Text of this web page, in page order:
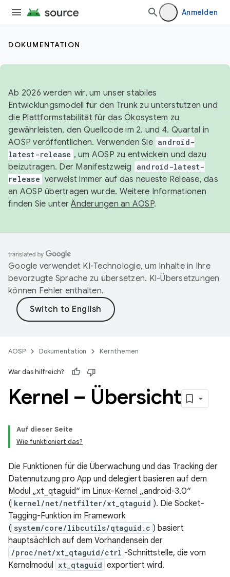
Anmelden
DOKUMENTATION
Ab 2026 werden wir, um unser stabiles
Entwicklungsmodell für den Trunk zu unterstützen und
die Plattformstabilität für das Ökosystem zu
gewährleisten, den Quellcode im 2. und 4. Quartal in
AOSP veröffentlichen. Verwenden Sie android-
latest-release , um AOSP zu entwickeln und dazu
beizutragen. Der Manifestzweig
android-latest-
release verweist immer auf das neueste Release, das
an AOSP übertragen wurde. Weitere Informationen
finden Sie unterÄnderungen an AOSP.
Google verwendet KI-Technologie, um Inhalte in Ihre
bevorzugte Sprache zu übersetzen. KI-Übersetzungen
können Fehler enthalten.
AOSP Dokumentation Kernthemen
War das hilfreich?
Kernel – Übersicht
Auf dieser Seite
Wie funktioniert das?
Die Funktionen für die Überwachung und das Tracking der
Datennutzung pro App und delegiert basieren auf dem
Modul „xt_qtaguid“ im Linux-Kernel „android-3.0“
( kernel/net/netfilter/xt_qtaguid ). Die Socket-
Tagging-Funktion im Framework
( system/core/libcutils/qtaguid.c ) basiert
hauptsächlich auf dem Vorhandensein der
/proc/net/xt_qtaguid/ctrl -Schnittstelle, die vom
Kernelmodul xt_qtaguid exportiert wird.